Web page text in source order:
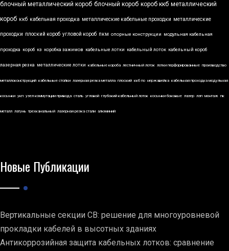
блочный металлический короб блочный короб короб ккб металлический
короб ккб кабельная проходка металлические кабельные проходки металлические
проходки плоский короб угловой короб пкм опорные конструкции модульная кабельная
проходка короб кз коробка зажимов кабельные лотки кабельный лоток кабельный короб
лазерная резка металлические лотки кабельные короба лестничный лоток лотки перфорированные производство
металлоконструкций кабельные стойки лазерная резка металла плоский ккб по нержавейка кабельная проходка модульная
косынки укп узел коммутации привода сталь угловой глубокий кабельный лоток косынки боковые лазер лэп монтаж пк
металл латунь трехканальный лазерная резка стали алюминий
Новые Публикации
Вертикальные секции СВ: решение для многоуровневой
прокладки кабелей в высотных зданиях
Антикоррозийная защита кабельных лотков: сравнение